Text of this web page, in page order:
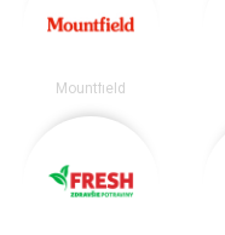
Mountfield